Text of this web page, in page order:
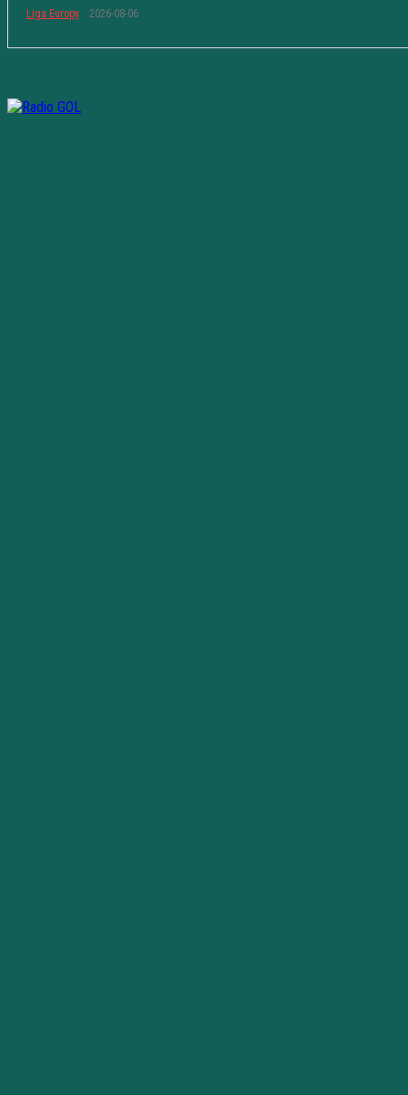
Liga Europy 2026-08-06